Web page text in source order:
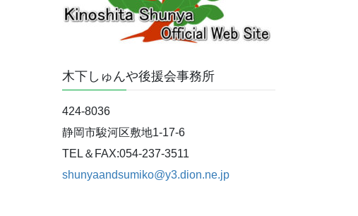
木下しゅんや後援会事務所
424-8036
静岡市駿河区敷地1-17-6
TEL＆FAX:054-237-3511
shunyaandsumiko@y3.dion.ne.jp